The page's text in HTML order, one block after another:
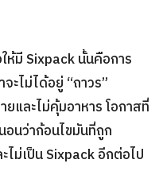
ห้มี Sixpack นั้นคือการ
ะไม่ได้อยู่ “ถาวร”
ยและไม่คุ้มอาหาร โอกาสที่
นว่าก้อนไขมันที่ถูก
ไม่เป็น Sixpack อีกต่อไป